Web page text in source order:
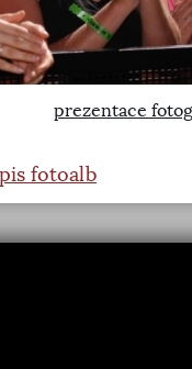
prezentace
fotoalb